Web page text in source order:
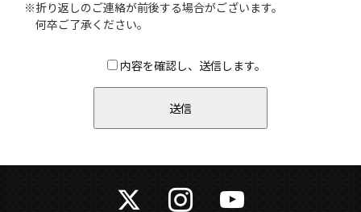
※折り返しのご連絡が前後する場合がございます。
何卒ご了承ください。
内容を確認し、送信します。